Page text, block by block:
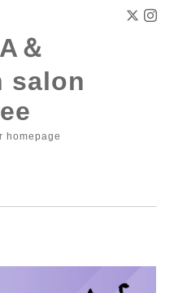
＆
salon
homepage